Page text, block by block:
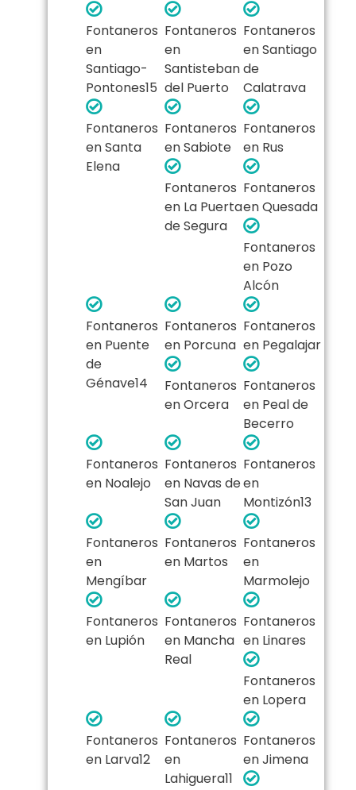
Fontaneros
en
Santiago-
Pontones15​
Fontaneros
en
Santisteban
del Puerto
Fontaneros
en Santiago
de
Calatrava
Fontaneros
en Santa
Elena
Fontaneros
en Sabiote
Fontaneros
en Rus
Fontaneros
en La Puerta
de Segura
Fontaneros
en Quesada
Fontaneros
en Pozo
Alcón
Fontaneros
en Puente
de
Génave14​
Fontaneros
en Porcuna
Fontaneros
en Pegalajar
Fontaneros
en Orcera
Fontaneros
en Peal de
Becerro
Fontaneros
en Noalejo
Fontaneros
en Navas de
San Juan
Fontaneros
en
Montizón13​
Fontaneros
en
Mengíbar
Fontaneros
en Martos
Fontaneros
en
Marmolejo
Fontaneros
en Lupión
Fontaneros
en Mancha
Real
Fontaneros
en Linares
Fontaneros
en Lopera
Fontaneros
en Larva12​
Fontaneros
en
Lahiguera11​
Fontaneros
en Jimena